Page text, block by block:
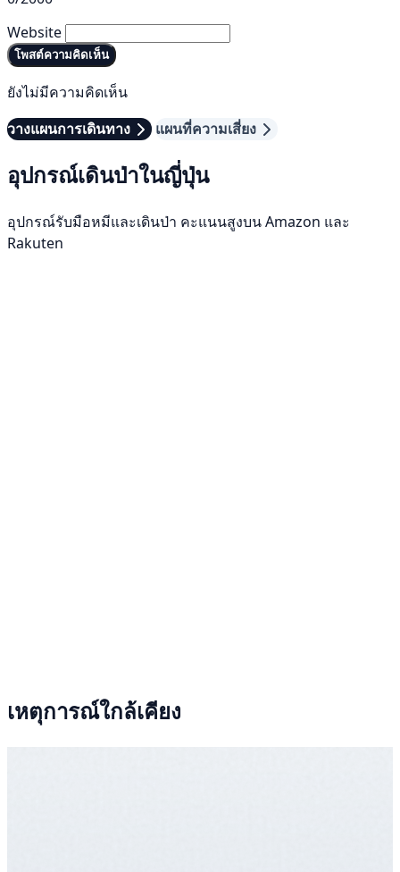
Website
โพสต์ความคิดเห็น
ยังไม่มีความคิดเห็น
วางแผนการเดินทาง
แผนที่ความเสี่ยง
อุปกรณ์เดินป่าในญี่ปุ่น
อุปกรณ์รับมือหมีและเดินป่า คะแนนสูงบน Amazon และ
Rakuten
เหตุการณ์ใกล้เคียง